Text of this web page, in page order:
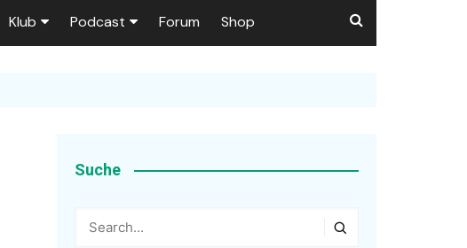
Klub
Ex-Preußen
Podcast Forum Shop
Suche